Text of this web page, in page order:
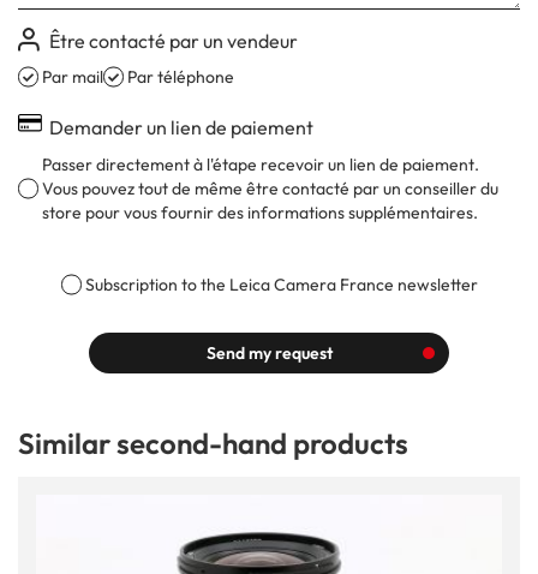
Être contacté par un vendeur
Par mail Par téléphone
Demander un lien de paiement
Passer directement à l'étape recevoir un lien de paiement.
Vous pouvez tout de même être contacté par un conseiller du
store pour vous fournir des informations supplémentaires.
Subscription to the Leica Camera France newsletter
Send my request
Similar second-hand products